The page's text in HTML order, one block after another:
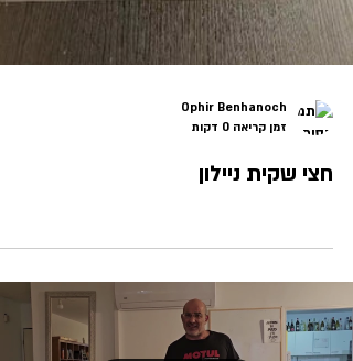
Ophir Benhanoch
זמן קריאה 0 דקות
חצי שקית ניילון